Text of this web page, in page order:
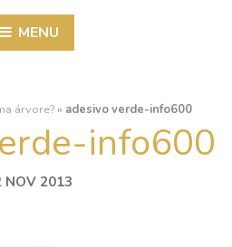
MENU
árvore?» adesivo verde-info600
info600
NOV 2013